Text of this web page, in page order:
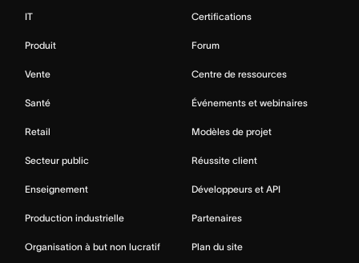
IT
Produit
Vente
Santé
Retail
Secteur public
Enseignement
Production industrielle
Organisation à but non lucratif
Certifications
Forum
Centre de ressources
Événements et webinaires
Modèles de projet
Réussite client
Développeurs et API
Partenaires
Plan du site